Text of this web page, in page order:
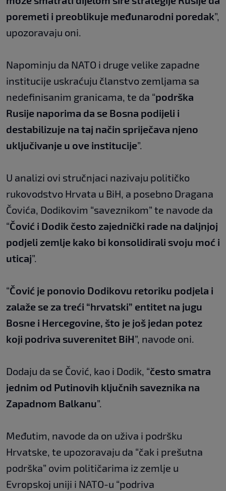
poremeti i preoblikuje međunarodni poredak”,
upozoravaju oni.
Napominju da NATO i druge velike zapadne
institucije uskraćuju članstvo zemljama sa
nedefinisanim granicama, te da “podrška
Rusije naporima da se Bosna podijeli i
destabilizuje na taj način spriječava njeno
uključivanje u ove institucije”.
U analizi ovi stručnjaci nazivaju političko
rukovodstvo Hrvata u BiH, a posebno Dragana
Čovića, Dodikovim “saveznikom” te navode da
“Čović i Dodik često zajednički rade na daljnjoj
podjeli zemlje kako bi konsolidirali svoju moć i
uticaj”.
“Čović je ponovio Dodikovu retoriku podjela i
zalaže se za treći “hrvatski” entitet na jugu
Bosne i Hercegovine, što je još jedan potez
koji podriva suverenitet BiH”, navode oni.
Dodaju da se Čović, kao i Dodik, “često smatra
jednim od Putinovih ključnih saveznika na
Zapadnom Balkanu”.
Međutim, navode da on uživa i podršku
Hrvatske, te upozoravaju da “čak i prešutna
podrška” ovim političarima iz zemlje u
Evropskoj uniji i NATO-u “podriva